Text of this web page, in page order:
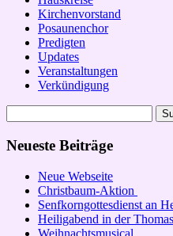
Kirchenvorstand
Posaunenchor
Predigten
Updates
Veranstaltungen
Verkündigung
nach:
Neueste Beiträge
Neue Webseite
Christbaum-Aktion
Senfkorngottesdienst an
Heiligabend in der
Weihnachtsmusical